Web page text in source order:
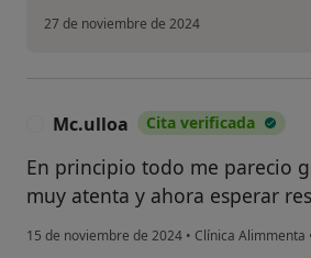
27 de noviembre de 2024
Mc.ulloa Cita verificada
En principio todo me parecio
muy atenta y ahora esperar
15 de noviembre de 2024 • Clínica Alimmenta